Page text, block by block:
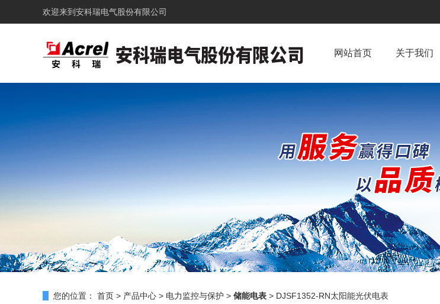
欢迎来到 安科瑞电气股份有限公司
网站首页 关于我们
您的位置： 首页 > 产品中心 > 电力监控与保护 > 储能电表 > DJSF1352-RN太阳能光伏电表